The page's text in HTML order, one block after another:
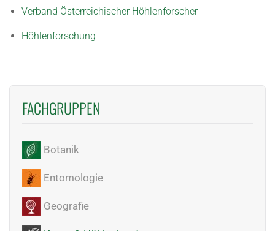
Verband Österreichischer Höhlenforscher
Höhlenforschung
FACHGRUPPEN
Botanik
Entomologie
Geografie